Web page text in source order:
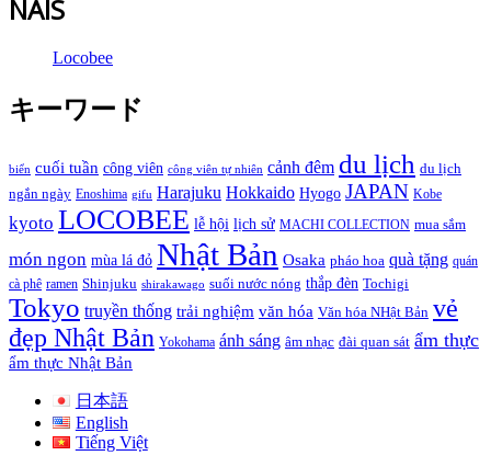
NAIS
Locobee
キーワード
biển cuối tuần công viên công viên tự nhiên cảnh đêm du lịch du lịch
ngắn ngày Enoshima gifu Harajuku Hokkaido Hyogo JAPAN Kobe
kyoto LOCOBEE lễ hội lịch sử MACHI COLLECTION mua sắm
món ngon mùa lá đỏ Nhật Bản Osaka pháo hoa quà tặng quán
cà phê ramen Shinjuku shirakawago suối nước nóng thắp đèn Tochigi
Tokyo truyền thống trải nghiệm văn hóa Văn hóa NHật Bản vẻ
đẹp Nhật Bản Yokohama ánh sáng âm nhạc đài quan sát ẩm thực
ẩm thực Nhật Bản
日本語
English
Tiếng Việt